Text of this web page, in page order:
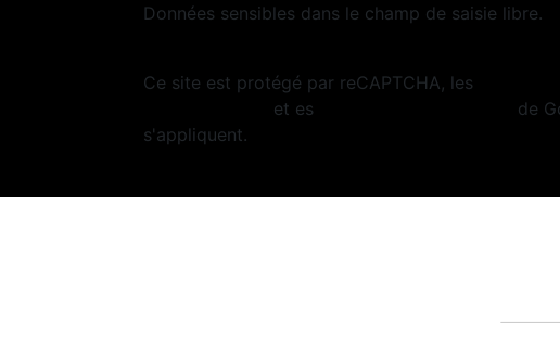
Données sensibles dans le champ de saisie libre.
Ce site est protégé par reCAPTCHA, les
et es
de
s'appliquent.